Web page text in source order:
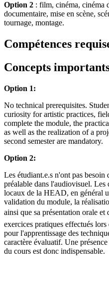
Option 2 : film, cinéma, cinéma
documentaire, mise en scène,
tournage, montage.
Compétences
Concepts
Option 1:
No technical prerequisites.
curiosity for artistic practices,
complete the module, the
as well as the realization of a
second semester are mandatory.
Option 2:
Les étudiant.e.s n'ont pas
préalable dans l'audiovisuel. Les
locaux de la HEAD, en général
validation du module, la
ainsi que sa présentation orale et
exercices pratiques effectués
pour l'apprentissage des
caractère évaluatif. Une
du cours est donc indispensable.